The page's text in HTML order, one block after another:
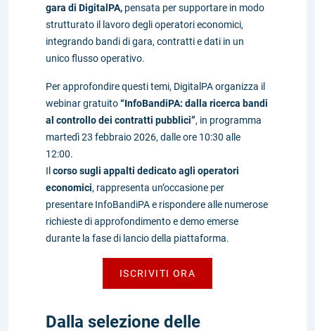
gara di DigitalPA, pensata per supportare in modo
strutturato il lavoro degli operatori economici,
integrando bandi di gara, contratti e dati in un
unico flusso operativo.
Per approfondire questi temi, DigitalPA organizza il
webinar gratuito“InfoBandiPA: dalla ricerca bandi
al controllo dei contratti pubblici”, in programma
martedì 23 febbraio 2026, dalle ore 10:30 alle
12:00.
Il corso sugli appalti dedicato agli operatori
economici, rappresenta un’occasione per
presentare InfoBandiPA e rispondere alle numerose
richieste di approfondimento e demo emerse
durante la fase di lancio della piattaforma.
ISCRIVITI ORA
Dalla selezione delle